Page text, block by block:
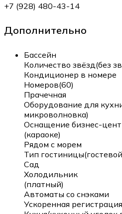
+7 (928) 480-43-14
Дополнительно
Бассейн
Количество звёзд(без
Кондиционер в номере
Номеров(60)
Прачечная
Оборудование для
микроволновка)
Оснащение бизнес-
(караоке)
Рядом с морем
Тип
Сад
Холодильник
(платный)
Автоматы со снэками
Ускоренная